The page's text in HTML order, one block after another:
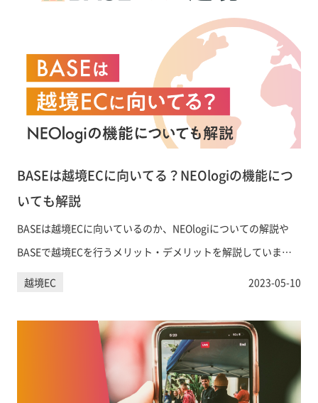
BASEは越境ECに向いてる？NEOlogiの機能につ
いても解説
BASEは越境ECに向いているのか、NEOlogiについての解説や
BASEで越境ECを行うメリット・デメリットを解説していま
す。
越境EC 2023-05-10